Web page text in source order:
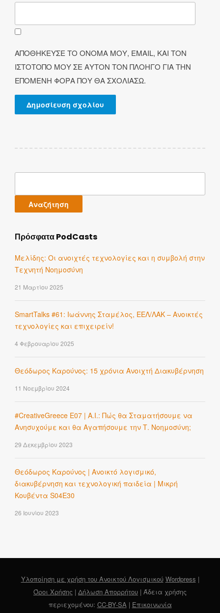
ΑΠΟΘΉΚΕΥΣΕ ΤΟ ΌΝΟΜΆ ΜΟΥ, EMAIL, ΚΑΙ ΤΟΝ
ΙΣΤΌΤΟΠΟ ΜΟΥ ΣΕ ΑΥΤΌΝ ΤΟΝ ΠΛΟΗΓΌ ΓΙΑ ΤΗΝ
ΕΠΌΜΕΝΗ ΦΟΡΆ ΠΟΥ ΘΑ ΣΧΟΛΙΆΣΩ.
Πρόσφατα PodCasts
Μελίδης: Οι ανοιχτές τεχνολογίες και η συμβολή στην
Τεχνητή Νοημοσύνη
21 Μαρτίου 2025
SmartTalks #61: Ιωάννης Σταμέλος, ΕΕΛ/ΛΑΚ – Ανοικτές
τεχνολογίες και επιχειρείν!
4 Φεβρουαρίου 2025
Θεόδωρος Καρούνος: 15 χρόνια Ανοιχτή Διακυβέρνηση
11 Νοεμβρίου 2024
#CreativeGreece E07 | A.I.: Πώς θα Σταματήσουμε να
Ανησυχούμε και θα Αγαπήσουμε την Τ. Νοημοσύνη;
29 Δεκεμβρίου 2023
Θεόδωρος Καρούνος | Ανοικτό λογισμικό,
διακυβέρνηση και τεχνολογική παιδεία | Μικρή
Κουβέντα S04E30
26 Ιουνίου 2023
Υλοποίηση με χρήση του Ανοικτού Λογισμικού Wordpress |
Όροι Χρήσης | Δήλωση Απορρήτου | Άδεια χρήσης
περιεχομένου: CC-BY-SA| Επικοινωνία